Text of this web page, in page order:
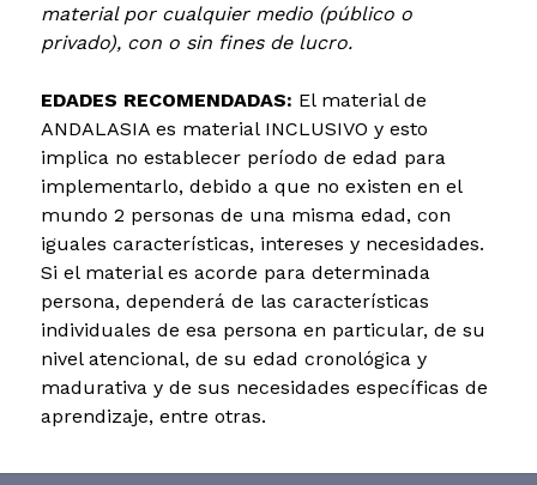
material por cualquier medio (público o
privado), con o sin fines de lucro.
EDADES RECOMENDADAS: ​El material de
ANDALASIA es material INCLUSIVO y esto
implica no establecer período de edad para
implementarlo, debido a que no existen en el
mundo 2 personas de una misma edad, con
iguales características, intereses y necesidades.
Si el material es acorde para determinada
persona, dependerá de las características
individuales de esa persona en particular, de su
nivel atencional, de su edad cronológica y
madurativa y de sus necesidades específicas de
aprendizaje, entre otras.